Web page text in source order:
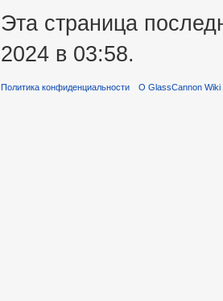
Эта страница
2024 в 03:58.
Политика конфиденциальности О GlassCannon Wiki